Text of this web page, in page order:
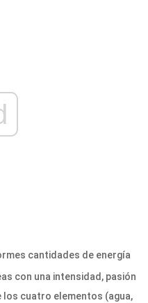
cantidades de energía
con una intensidad, pasión
cuatro elementos (agua,